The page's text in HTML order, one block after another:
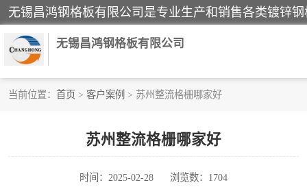
无锡昌鸿钢格板有限公司
当前位置： 首页 > 客户案例 > 苏州整流格栅哪家好
苏州整流格栅哪家好
时间：2025-02-28 浏览数：1704